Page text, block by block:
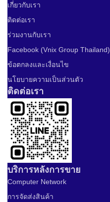
เกี่ยวกับเรา
ติดต่อเรา
ร่วมงานกับเรา
Facebook (Vnix Group Thailand)
ข้อตกลงและเงื่อนไข
นโยบายความเป็นส่วนตัว
ติดต่อเรา
บริการหลังการขาย
Computer Network
การจัดส่งสินค้า